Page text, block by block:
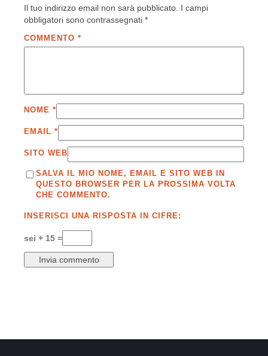
Il tuo indirizzo email non sarà pubblicato. I campi
obbligatori sono contrassegnati *
COMMENTO *
NOME *
EMAIL *
SITO WEB
SALVA IL MIO NOME, EMAIL E SITO WEB IN
QUESTO BROWSER PER LA PROSSIMA VOLTA
CHE COMMENTO.
INSERISCI UNA RISPOSTA IN CIFRE:
sei + 15 =